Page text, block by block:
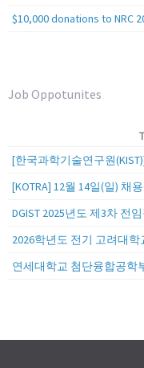
$10,000 donations to NRC
Job Oppotunites
[KOTRA] 12월 14일(일) 채
DGIST 2025년도 제3차 전
2026학년도 전기 고려대